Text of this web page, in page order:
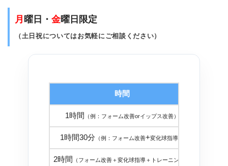
月 曜日・ 金曜日限定
（土日祝についてはお気軽にご相談ください）
時間
1時間 （例：フォーム改善orイップス改善）
1時間30分 （例：フォーム改善+変化球指導）
2時間 （フォーム改善＋変化球指導＋トレーニング）